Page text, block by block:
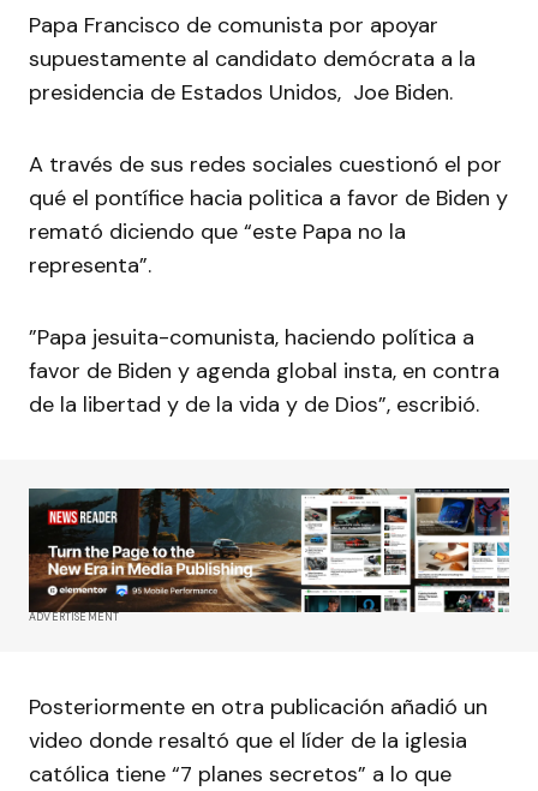
Papa Francisco de comunista por apoyar
supuestamente al candidato demócrata a la
presidencia de Estados Unidos, Joe Biden.
A través de sus redes sociales cuestionó el por
qué el pontífice hacia politica a favor de Biden y
remató diciendo que “este Papa no la
representa”.
”Papa jesuita-comunista, haciendo política a
favor de Biden y agenda global insta, en contra
de la libertad y de la vida y de Dios”, escribió.
ADVERTISEMENT
Posteriormente en otra publicación añadió un
video donde resaltó que el líder de la iglesia
católica tiene “7 planes secretos” a lo que